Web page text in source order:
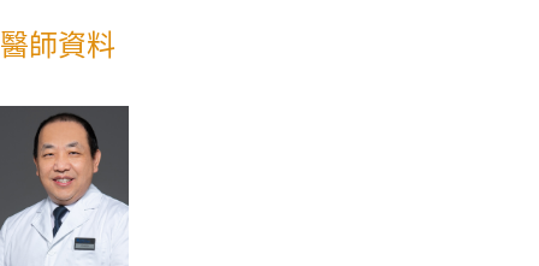
醫師資料